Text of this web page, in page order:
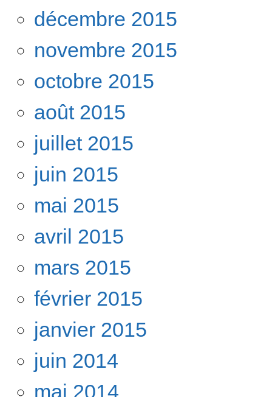
décembre 2015
novembre 2015
octobre 2015
août 2015
juillet 2015
juin 2015
mai 2015
avril 2015
mars 2015
février 2015
janvier 2015
juin 2014
mai 2014